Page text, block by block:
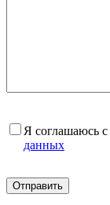
Я соглашаюсь с
данных